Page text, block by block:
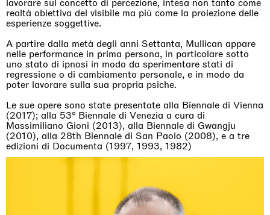
realtà obiettiva del visibile ma più come la proiezione delle
esperienze soggettive.
A partire dalla metà degli anni Settanta, Mullican appare
nelle performance in prima persona, in particolare sotto
uno stato di ipnosi in modo da sperimentare stati di
regressione o di cambiamento personale, e in modo da
poter lavorare sulla sua propria psiche.
Le sue opere sono state presentate alla Biennale di Vienna
(2017); alla 53° Biennale di Venezia a cura di
Massimiliano Gioni (2013), alla Biennale di Gwangju
(2010), alla 28th Biennale di San Paolo (2008), e a tre
edizioni di Documenta (1997, 1993, 1982)